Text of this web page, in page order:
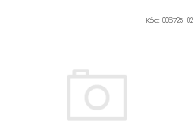
Kód: 006725-02